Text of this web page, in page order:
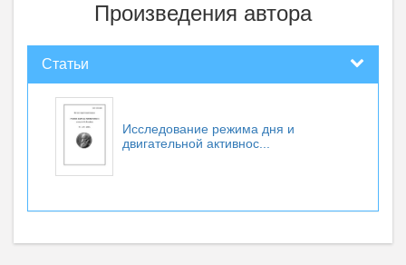
Произведения автора
Статьи
Исследование режима дня и
двигательной активнос...